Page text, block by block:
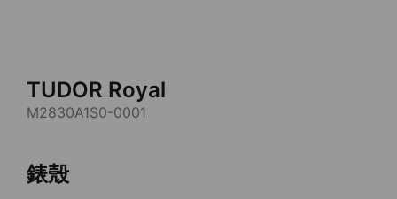
TUDOR Royal
M2830A1S0-0001
錶殼